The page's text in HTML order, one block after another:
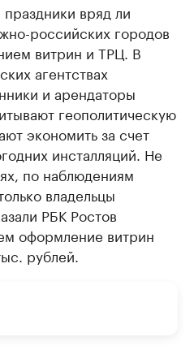
вряд ли
российских городов
витрин и ТРЦ. В
агентствах
и арендаторы
геополитическую
экономить за счет
инсталляций. Не
по наблюдениям
владельцы
РБК Ростов
оформление витрин
рублей.